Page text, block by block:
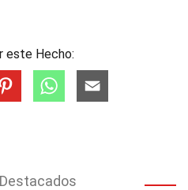
este Hecho: